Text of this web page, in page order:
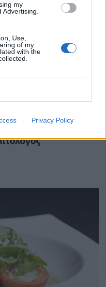
my
Use,
of my
with the
Privacy Policy